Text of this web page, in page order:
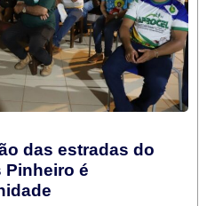
das estradas do
Pinheiro é